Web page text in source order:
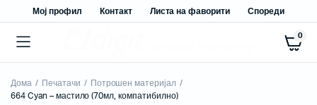
Мој профил Контакт Листа на фаворити Спореди
0
Дома Печатачи
Потрошен материјал
664 Cyan – мастило (70мл, компатибилно)